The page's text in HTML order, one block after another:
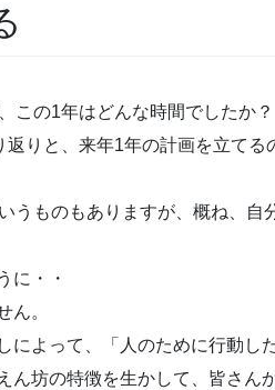
この1年はどんな時間でしたか？
りと、来年1年の計画を立てる
うものもありますが、概ね、自
に・・
ん。
によって、「人のために行動し
ん坊の特徴を生かして、皆さん